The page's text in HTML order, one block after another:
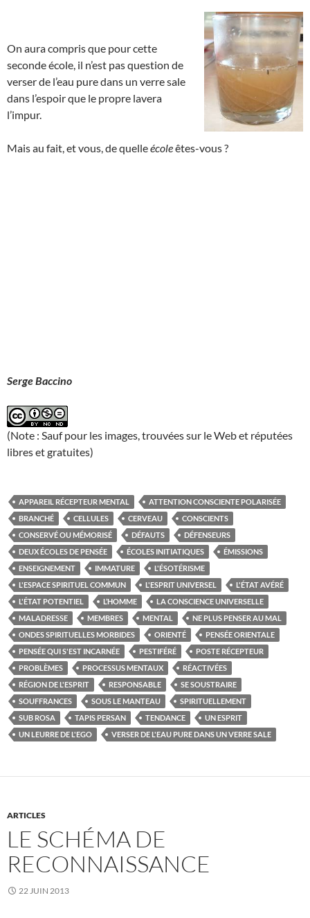
On aura compris que pour cette
seconde école, il n’est pas question de
verser de l’eau pure dans un verre sale
dans l’espoir que le propre lavera
l’impur.
Mais au fait, et vous, de quelleécoleêtes-vous ?
Serge Baccino
(Note : Sauf pour les images, trouvées sur le Web et réputées
libres et gratuites)
APPAREIL RÉCEPTEUR MENTAL
ATTENTION CONSCIENTE POLARISÉE
BRANCHÉ
CELLULES CERVEAU
CONSCIENTS
CONSERVÉ OU MÉMORISÉ
DÉFAUTS
DÉFENSEURS
DEUX ÉCOLES DE PENSÉE
ÉCOLES INITIATIQUES
ÉMISSIONS
ENSEIGNEMENT
IMMATURE
L'ÉSOTÉRISME
L'ESPACE SPIRITUEL COMMUN
L'ESPRIT UNIVERSEL
L'ÉTAT AVÉRÉ
L'ÉTAT POTENTIEL
L’HOMME
LA CONSCIENCE UNIVERSELLE
MALADRESSE
MEMBRES MENTAL
NE PLUS PENSER AU MAL
ONDES SPIRITUELLES MORBIDES
ORIENTÉ
PENSÉE ORIENTALE
PENSÉE QUI S'EST INCARNÉE
PESTIFÉRÉ
POSTE RÉCEPTEUR
PROBLÈMES
PROCESSUS MENTAUX
RÉACTIVÉES
RÉGION DE L'ESPRIT
RESPONSABLE
SE SOUSTRAIRE
SOUFFRANCES
SOUS LE MANTEAU
SPIRITUELLEMENT
SUB ROSA
TAPIS PERSAN TENDANCE
UN ESPRIT
UN LEURRE DE L'EGO
VERSER DE L'EAU PURE DANS UN VERRE SALE
ARTICLES
LE SCHÉMA DE
RECONNAISSANCE
22 JUIN 2013